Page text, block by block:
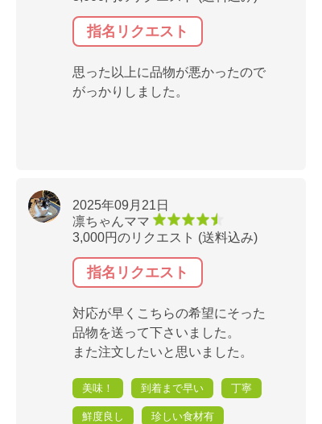
指名リクエスト
思った以上に品物が悪かったので
がっかりしました。
2025年09月21日
凛ちゃんママ
3,000円のリクエスト (送料込み)
指名リクエスト
対応が早くこちらの希望にそった
品物を送って下さいました。
また注文したいと思いました。
美味！ 到着まで早い 丁寧
鮮度良し 珍しい食材有